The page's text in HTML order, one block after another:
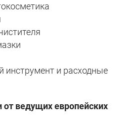
и расходные
ведущих европейских